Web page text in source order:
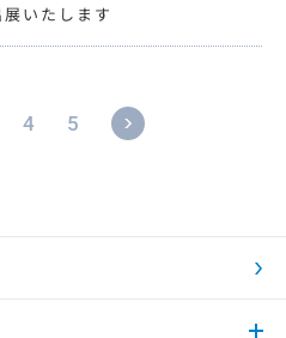
いたします
4 5